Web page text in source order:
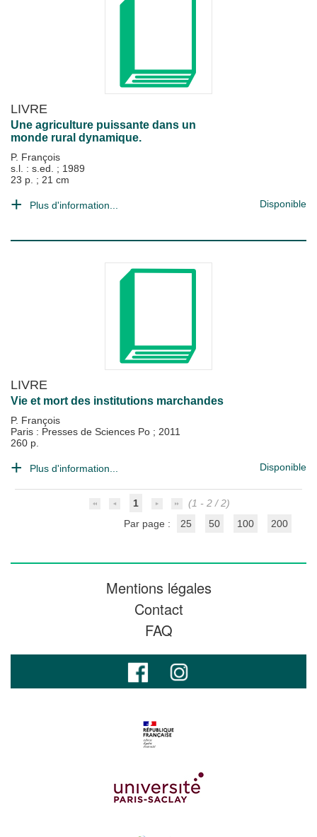
LIVRE
Une agriculture puissante dans un
monde rural dynamique.
P. François
s.l. : s.ed. ; 1989
23 p. ; 21 cm
Plus d'information... Disponible
LIVRE
Vie et mort des institutions marchandes
P. François
Paris : Presses de Sciences Po ; 2011
260 p.
Plus d'information... Disponible
1
(1 - 2 / 2)
Par page :
25 50 100 200
Mentions légales
Contact
FAQ